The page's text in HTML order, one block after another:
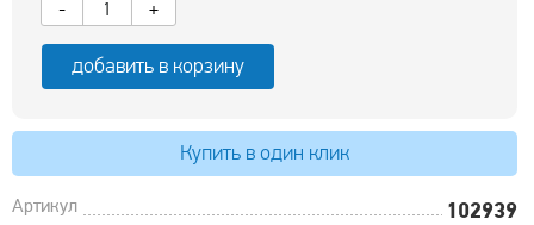
-
+
добавить в корзину
Купить в один клик
Артикул 102939